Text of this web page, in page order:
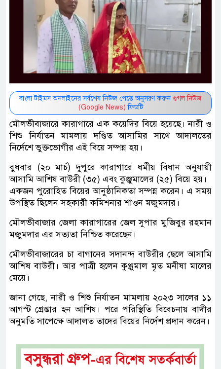
বাংলা টাইমস অনলাইনের সর্বশেষ নিউজ পেতে অনুসরণ করুন গুগল নিউজ
(Google News) ফিডটি
মৌলভীবাজারে কারাগারে এক কয়েদির বিয়ে হয়েছে। নারী ও
শিশু নির্যাতন মামলায় দণ্ডিত আসামির সাথে আদালতের
নির্দেশে ভুক্তভোগীর এই বিয়ে সম্পন্ন হয়।
বুধবার (২০ মার্চ) দুপুরে কারাগারে ধর্মীয় বিধান অনুযায়ী
আসামি আশিষ বাউরী (৩৫) এবং কুঞ্জুমালের (২৫) বিয়ে হয়।
একজন পুরোহিত বিয়ের আনুষ্ঠানিকতা সম্পন্ন করেন। এ সময়
উপস্থিত ছিলেন সহকারী কমিশনার শাওন মজুমদার।
মৌলভীবাজার জেলা কারাগারের জেল সুপার মুজিবুর রহমান
মজুমদার এর সত্যতা নিশ্চিত করেছেন।
মৌলভীবাজারের চা বাগানের সদানন্দ বাউরীর ছেলে আসামি
আশিষ বাউরী। আর পাত্রী হলেন কুঞ্জুমাল মৃত মনীষা মালের
মেয়ে।
জানা গেছে, নারী ও শিশু নির্যাতন মামলায় ২০২৩ সালের ১১
আগস্ট গ্রেপ্তার হন আশিষ। পরে পরিস্থিতি বিবেচনায় বাদীর
অনুমতি সাপেক্ষে আদালত তাদের বিয়ের নির্দেশ প্রদান করেন।